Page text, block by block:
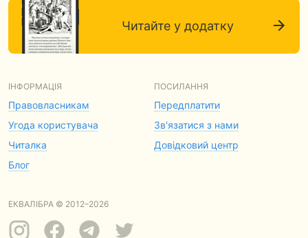
Читайте у додатку
ІНФОРМАЦІЯ
Правовласникам
Угода користувача
Читалка
Блог
ПОСИЛАННЯ
Передплатити
Зв'язатися з нами
Довідковий центр
ЕКВАЛІБРА © 2012–2026